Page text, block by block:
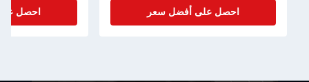
احصل على أفضل سعر احصل على